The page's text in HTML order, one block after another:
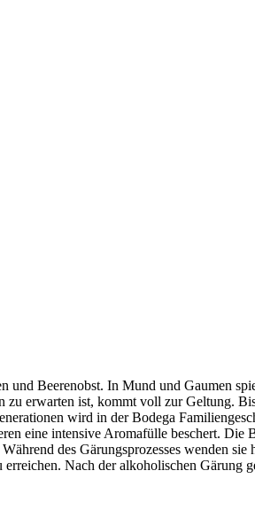
Beerenobst. In Mund und Gaumen
erwarten ist, kommt voll zur Geltung.
wird in der Bodega
eine intensive Aromafülle beschert. Die
des Gärungsprozesses wenden
Nach der alkoholischen